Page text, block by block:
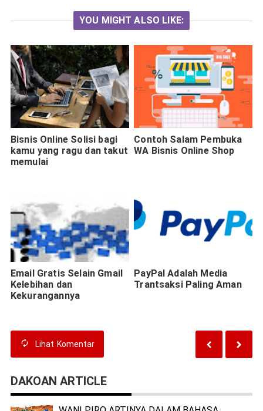
YOU MIGHT ALSO LIKE:
Bisnis Online Solisi bagi
kamu yang ragu dan takut
memulai
Contoh Salam Pembuka
WA Bisnis Online Shop
Email Gratis Selain Gmail
Kelebihan dan
Kekurangannya
PayPal Adalah Media
Trantsaksi Paling Aman
Lihat Komentar
DAKOAN ARTICLE